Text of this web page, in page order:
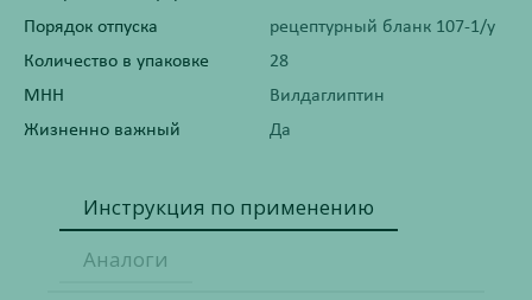
Порядок отпуска
рецептурный бланк 107-1/у
Количество в упаковке
28
МНН
Вилдаглиптин
Жизненно важный
Да
Инструкция по применению
Аналоги